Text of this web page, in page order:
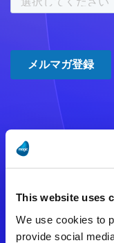
This website uses
We use cookies to
provide social
注意事項
ある可能性があ